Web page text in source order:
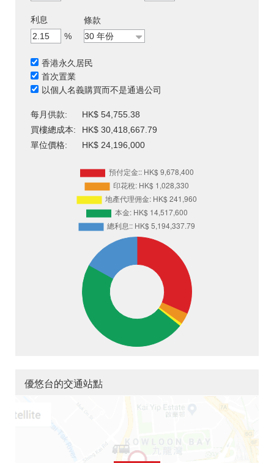
利息
%
條款
香港永久居民
首次置業
以個人名義購買而不是通過公司
每月供款:
HK$ 54,755.38
買樓總成本:
HK$ 30,418,667.79
單位價格:
HK$ 24,196,000
優悠台的交通站點